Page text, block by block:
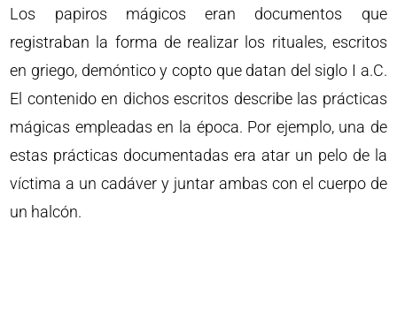
Los papiros mágicos eran documentos que
registraban la forma de realizar los rituales, escritos
en griego, demóntico y copto que datan del siglo I a.C.
El contenido en dichos escritos describe las prácticas
mágicas empleadas en la época. Por ejemplo, una de
estas prácticas documentadas era atar un pelo de la
víctima a un cadáver y juntar ambas con el cuerpo de
un halcón.